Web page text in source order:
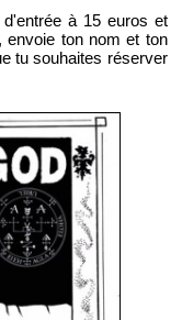
à 15 euros et
envoie ton nom et ton
tu souhaites réserver